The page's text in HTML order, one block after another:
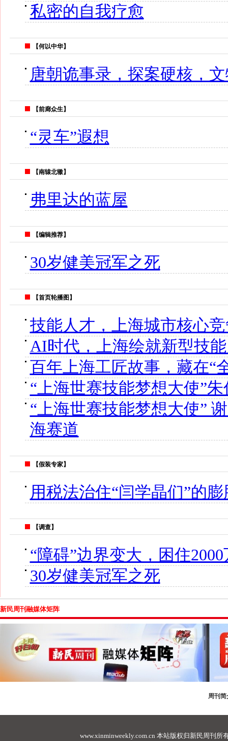
私密的自我疗愈
【何以中华】
唐朝诡事录，探案硬核，
【前廊众生】
“灵车”遐想
【南辕北辙】
弗里达的蓝屋
【编辑推荐】
30岁健美冠军之死
【首页轮播图】
技能人才，上海城市核心
AI时代，上海绘就新型技
百年上海工匠故事，藏在“
“上海世赛技能梦想大使”
“上海世赛技能梦想大使”
海赛道
【假装专家】
用税法治住“闫学晶们”的膨
【调查】
“障碍”边界变大，困住
30岁健美冠军之死
新民周刊融媒体矩阵
周刊简
www.xinminweekly.com.cn 本站版权归新民周刊所